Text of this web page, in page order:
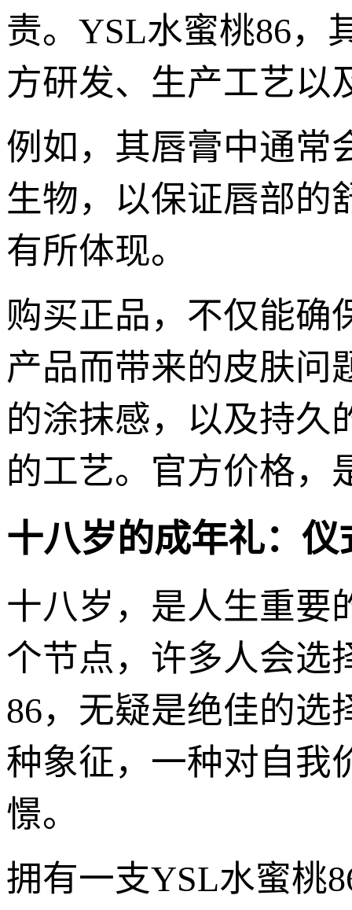
责。YSL水蜜桃86，
方研发、生产工艺以
例如，其唇膏中通常
生物，以保证唇部的
有所体现。
购买正品，不仅能确
产品而带来的皮肤问
的涂抹感，以及持久
的工艺。官方价格，
十八岁的成年礼：
十八岁，是人生重要
个节点，许多人会选
86，无疑是绝佳的选
种象征，一种对自我
憬。
拥有一支YSL水蜜桃